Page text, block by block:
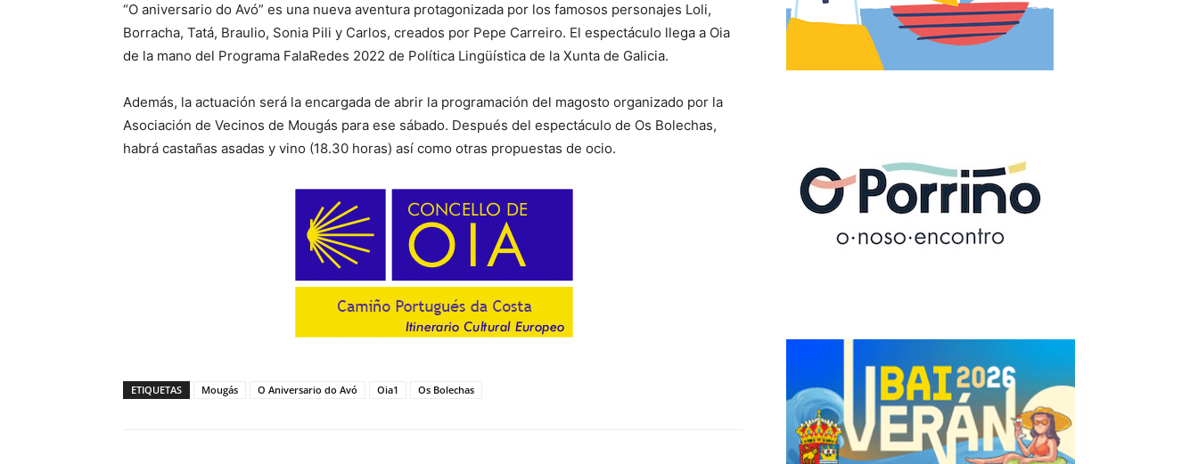
“O aniversario do Avó” es una nueva aventura protagonizada por los famosos personajes Loli,
Borracha, Tatá, Braulio, Sonia Pili y Carlos, creados por Pepe Carreiro. El espectáculo llega a Oia
de la mano del Programa FalaRedes 2022 de Política Lingüística de la Xunta de Galicia.
Además, la actuación será la encargada de abrir la programación del magosto organizado por la
Asociación de Vecinos de Mougás para ese sábado. Después del espectáculo de Os Bolechas,
habrá castañas asadas y vino (18.30 horas) así como otras propuestas de ocio.
ETIQUETAS Mougás O Aniversario do Avó Oia1 Os Bolechas